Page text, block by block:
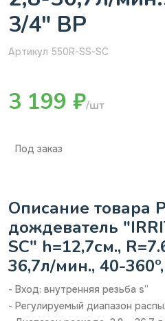
3/4" ВР
Артикул 550R-SS-SC
3 199 ₽/шт
Под заказ
Описание товара
дождеватель
SC" h=12,7см.,
36,7л/мин., 40-
- Вход: внутренняя резьба ѕ”
- Регулируемый диапазон